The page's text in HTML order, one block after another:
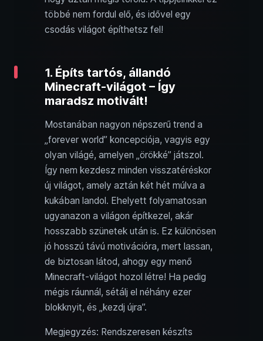
többé nem fordul elő, és idővel egy
csodás világot építhetsz fel!
1. Építs tartós, állandó
Minecraft-világot – Így
maradsz motivált!
Mostanában nagyon népszerű trend a
„forever world” koncepciója, vagyis egy
olyan világé, amelyen „örökké” játszol.
Így nem kezdesz minden visszatéréskor
új világot, amely aztán két hét múlva a
kukában landol. Ehelyett folyamatosan
ugyanazon a világon építkezel, akár
hosszabb szünetek után is. Ez különösen
jó hosszú távú motivációra, mert lassan,
de biztosan látod, ahogy egy menő
Minecraft-világot hozol létre! Ha pedig
mégis ráunnál, sétálj el néhány ezer
blokknyit, és „kezdj újra”.
Megjegyzés: Rendszeresen készíts